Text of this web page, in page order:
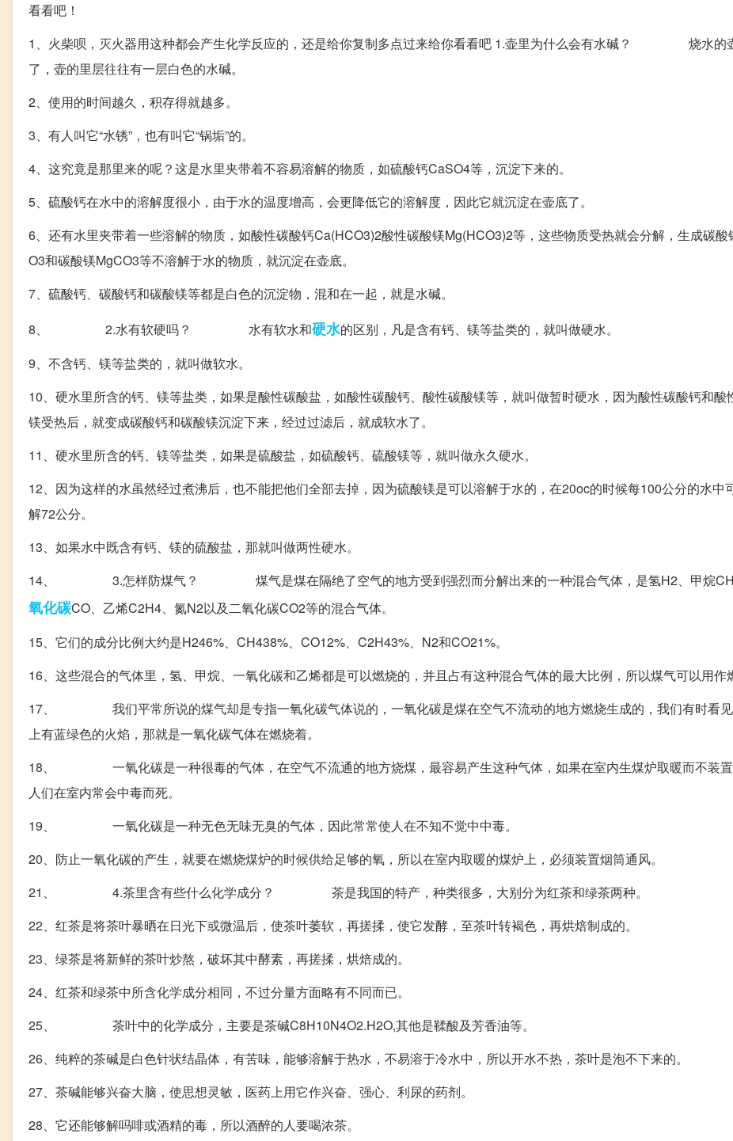
看看吧！
1、火柴呗，灭火器用这种都会产生化学反应的，还是给你复制多点过来给你看看吧 1.壶里为什么会有水碱？ 烧水的
了，壶的里层往往有一层白色的水碱。
2、使用的时间越久，积存得就越多。
3、有人叫它“水锈”，也有叫它“锅垢”的。
4、这究竟是那里来的呢？这是水里夹带着不容易溶解的物质，如硫酸钙CaSO4等，沉淀下来的。
5、硫酸钙在水中的溶解度很小，由于水的温度增高，会更降低它的溶解度，因此它就沉淀在壶底了。
6、还有水里夹带着一些溶解的物质，如酸性碳酸钙Ca(HCO3)2酸性碳酸镁Mg(HCO3)2等，这些物质受热就会分解，生成碳酸
O3和碳酸镁MgCO3等不溶解于水的物质，就沉淀在壶底。
7、硫酸钙、碳酸钙和碳酸镁等都是白色的沉淀物，混和在一起，就是水碱。
8、 2.水有软硬吗？ 水有软水和硬水的区别，凡是含有钙、镁等盐类的，就叫做硬水。
9、不含钙、镁等盐类的，就叫做软水。
10、硬水里所含的钙、镁等盐类，如果是酸性碳酸盐，如酸性碳酸钙、酸性碳酸镁等，就叫做暂时硬水，因为酸性碳酸钙和酸
镁受热后，就变成碳酸钙和碳酸镁沉淀下来，经过过滤后，就成软水了。
11、硬水里所含的钙、镁等盐类，如果是硫酸盐，如硫酸钙、硫酸镁等，就叫做永久硬水。
12、因为这样的水虽然经过煮沸后，也不能把他们全部去掉，因为硫酸镁是可以溶解于水的，在20oc的时候每100公分的水中
解72公分。
13、如果水中既含有钙、镁的硫酸盐，那就叫做两性硬水。
14、 3.怎样防煤气？ 煤气是煤在隔绝了空气的地方受到强烈而分解出来的一种混合气体，是氢H2、甲烷
氧化碳CO、乙烯C2H4、氮N2以及二氧化碳CO2等的混合气体。
15、它们的成分比例大约是H246%、CH438%、CO12%、C2H43%、N2和CO21%。
16、这些混合的气体里，氢、甲烷、一氧化碳和乙烯都是可以燃烧的，并且占有这种混合气体的最大比例，所以煤气可以用作
17、 我们平常所说的煤气却是专指一氧化碳气体说的，一氧化碳是煤在空气不流动的地方燃烧生成的，我们有时看见
上有蓝绿色的火焰，那就是一氧化碳气体在燃烧着。
18、 一氧化碳是一种很毒的气体，在空气不流通的地方烧煤，最容易产生这种气体，如果在室内生煤炉取暖而不装置
人们在室内常会中毒而死。
19、 一氧化碳是一种无色无味无臭的气体，因此常常使人在不知不觉中中毒。
20、防止一氧化碳的产生，就要在燃烧煤炉的时候供给足够的氧，所以在室内取暖的煤炉上，必须装置烟筒通风。
21、 4.茶里含有些什么化学成分？ 茶是我国的特产，种类很多，大别分为红茶和绿茶两种。
22、红茶是将茶叶暴晒在日光下或微温后，使茶叶萎软，再搓揉，使它发酵，至茶叶转褐色，再烘焙制成的。
23、绿茶是将新鲜的茶叶炒熬，破坏其中酵素，再搓揉，烘焙成的。
24、红茶和绿茶中所含化学成分相同，不过分量方面略有不同而已。
25、 茶叶中的化学成分，主要是茶碱C8H10N4O2.H2O,其他是鞣酸及芳香油等。
26、纯粹的茶碱是白色针状结晶体，有苦味，能够溶解于热水，不易溶于冷水中，所以开水不热，茶叶是泡不下来的。
27、茶碱能够兴奋大脑，使思想灵敏，医药上用它作兴奋、强心、利尿的药剂。
28、它还能够解吗啡或酒精的毒，所以酒醉的人要喝浓茶。